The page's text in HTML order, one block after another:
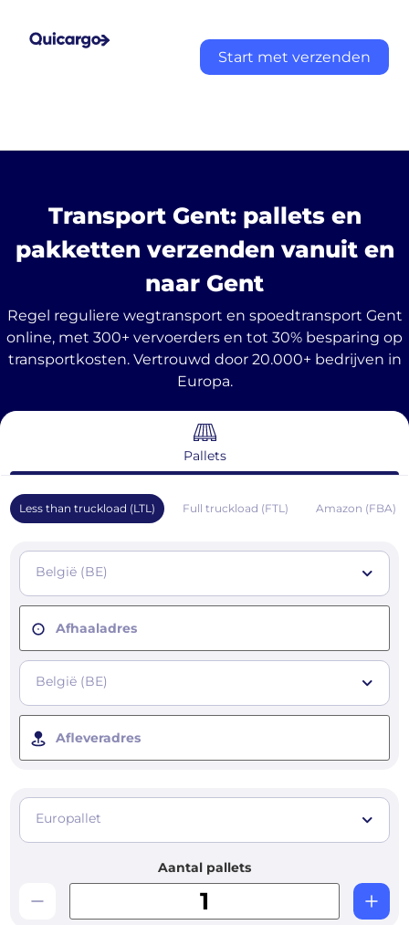
Start met verzenden
Transport Gent: pallets en
pakketten verzenden vanuit en
naar Gent
Regel reguliere wegtransport en spoedtransport Gent
online, met 300+ vervoerders en tot 30% besparing op
transportkosten. Vertrouwd door 20.000+ bedrijven in
Europa.
Pallets
Less than truckload (LTL) Full truckload (FTL) Amazon (FBA)
België (BE)
Afhaaladres
België (BE)
Afleveradres
Europallet
Aantal pallets